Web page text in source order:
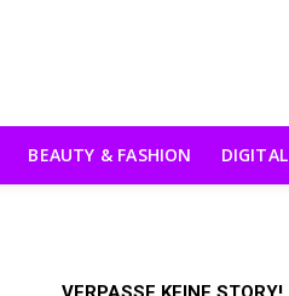
BEAUTY & FASHION DIGITAL